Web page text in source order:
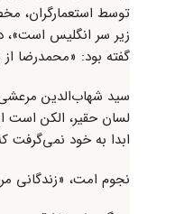
توسط استعمارگران،
زیر سر انگلیس است»،
گفته بود: «محمدرضا
سید شهاب‌الدین
لسان حقیر، الکن است
ابدا به خود
نجوم امت، «زندگانی